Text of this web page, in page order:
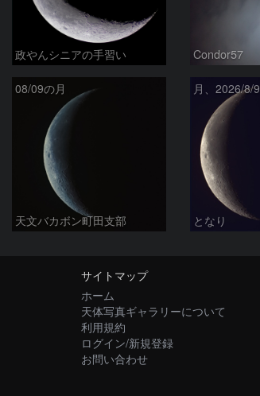
政やんシニアの手習い Condor57
08/09の月
天文バカボン町田支部
月、2026/8/9
となり
サイトマップ
ホーム
天体写真ギャラリーについて
利用規約
ログイン/新規登録
お問い合わせ